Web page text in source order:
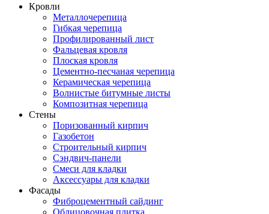
Кровли
Металлочерепица
Гибкая черепица
Профилированный лист
Фальцевая кровля
Плоская кровля
Цементно-песчаная черепица
Керамическая черепица
Волнистые битумные листы
Композитная черепица
Стены
Поризованный кирпич
Газобетон
Строительный кирпич
Сэндвич-панели
Смеси для кладки
Аксессуары для кладки
Фасады
Фиброцементный сайдинг
Облицовочная плитка